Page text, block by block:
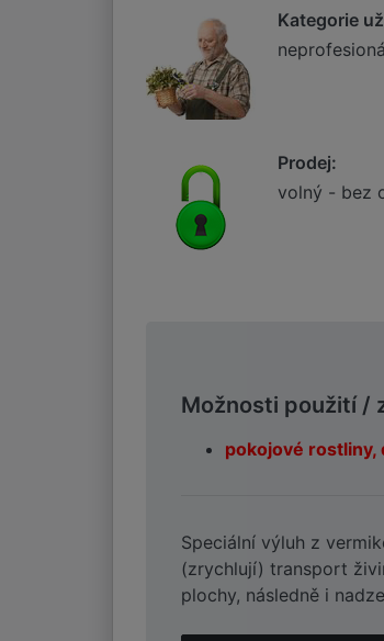
Kategorie
Prodej:
volný - bez
Možnosti použití /
pokojové rostliny,
Speciální výluh z
(zrychlují) transport
plochy, následně i